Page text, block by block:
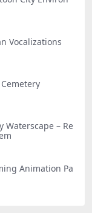
Vocalizations
Cemetery
Waterscape – Re
Animation Pa